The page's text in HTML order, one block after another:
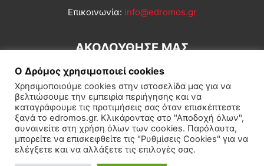
Επικοινωνία: info@edromos.gr
ΑΚΟΛΟΥΘΗΣΕ ΜΑΣ
Εγγραφή συνδρομητή Πολιτική Διεθνή Κοινωνία
Πολιτισμός Αφιερώματα
Ο Δρόμος χρησιμοποιεί cookies
Χρησιμοποιούμε cookies στην ιστοσελίδα μας για να
βελτιώσουμε την εμπειρία περιήγησης και να
καταγράφουμε τις προτιμήσεις σας όταν επισκέπτεστε
ξανά το edromos.gr. Κλικάροντας στο "Αποδοχή όλων",
συναινείτε στη χρήση όλων των cookies. Παρόλαυτα,
μπορείτε να επισκεφθείτε τις "Ρυθμίσεις Cookies" για να
ελέγξετε και να αλλάξετε τις επιλογές σας.